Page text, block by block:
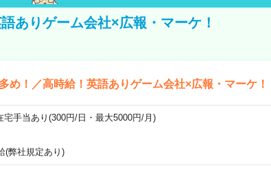
ありゲーム会社×広報・マーケ！
め！／高時給！英語ありゲーム会社×広報・マーケ！
手当あり(300円/日・最大5000円/月)
(弊社規定あり)